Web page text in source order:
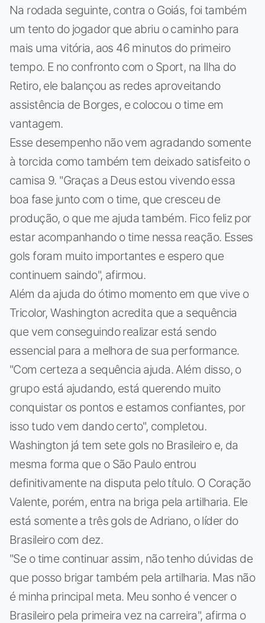
Na rodada seguinte, contra o Goiás, foi também
um tento do jogador que abriu o caminho para
mais uma vitória, aos 46 minutos do primeiro
tempo. E no confronto com o Sport, na Ilha do
Retiro, ele balançou as redes aproveitando
assistência de Borges, e colocou o time em
vantagem.
Esse desempenho não vem agradando somente
à torcida como também tem deixado satisfeito o
camisa 9. "Graças a Deus estou vivendo essa
boa fase junto com o time, que cresceu de
produção, o que me ajuda também. Fico feliz por
estar acompanhando o time nessa reação. Esses
gols foram muito importantes e espero que
continuem saindo", afirmou.
Além da ajuda do ótimo momento em que vive o
Tricolor, Washington acredita que a sequência
que vem conseguindo realizar está sendo
essencial para a melhora de sua performance.
"Com certeza a sequência ajuda. Além disso, o
grupo está ajudando, está querendo muito
conquistar os pontos e estamos confiantes, por
isso tudo vem dando certo", completou.
Washington já tem sete gols no Brasileiro e, da
mesma forma que o São Paulo entrou
definitivamente na disputa pelo título. O Coração
Valente, porém, entra na briga pela artilharia. Ele
está somente a três gols de Adriano, o líder do
Brasileiro com dez.
"Se o time continuar assim, não tenho dúvidas de
que posso brigar também pela artilharia. Mas não
é minha principal meta. Meu sonho é vencer o
Brasileiro pela primeira vez na carreira", afirma o